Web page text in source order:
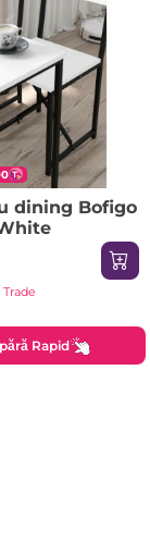
dining Bofigo
Rapid